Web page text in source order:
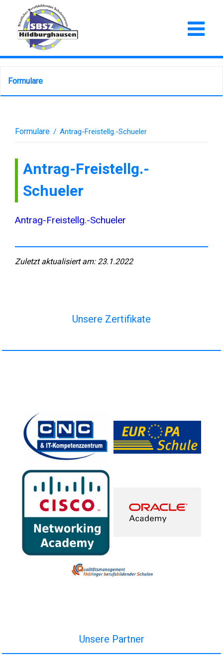
Formulare
Formulare / Antrag-Freistellg.-Schueler
Antrag-Freistellg.-
Schueler
Antrag-Freistellg.-Schueler
Zuletzt aktualisiert am: 23.1.2022
Unsere Zertifikate
Unsere Partner